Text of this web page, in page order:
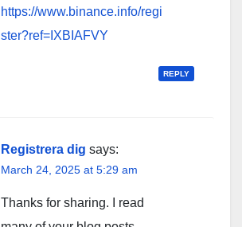
https://www.binance.info/regi
ster?ref=IXBIAFVY
REPLY
Registrera dig says:
March 24, 2025 at 5:29 am
Thanks for sharing. I read